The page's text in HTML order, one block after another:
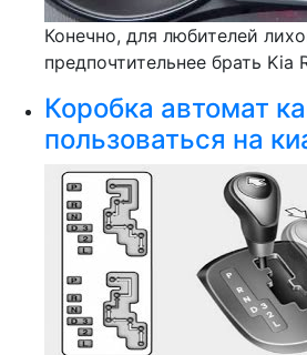
Конечно, для любителей
предпочтительнее брать Kia
Коробка автомат
пользоваться на